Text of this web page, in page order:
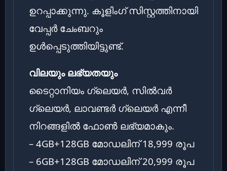
ഉറപ്പാക്കുന്നു. കൂളിംഗ് സിസ്റ്റത്തിനായി
വേപ്പർ ചേംബറും
ഉൾപ്പെടുത്തിയിട്ടുണ്ട്.
വിലയും ലഭ്യതയും
ടൈറ്റാനിയം ഗ്ലെയർ, സിൽവർ
ഗ്ലെയർ, ലാവണ്ടർ ഗ്ലെയർ എന്നീ
നിറങ്ങളിൽ ഫോൺ ലഭ്യമാകും.
– 4GB+128GB മോഡലിന് 18,999 രൂപ
– 6GB+128GB മോഡലിന് 20,999 രൂപ